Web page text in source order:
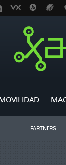
MOVILIDAD
PARTNERS